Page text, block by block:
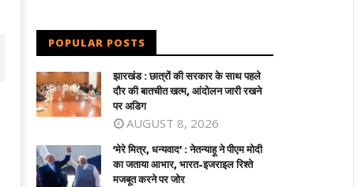
POPULAR POSTS
झारखंड : छात्रों की सरकार के साथ पहले
दौर की बातचीत खत्म, आंदोलन जारी रखने
पर अडिग
AUGUST 8, 2026
‘मेरे मित्र, धन्यवाद’ : नेतन्याहू ने पीएम मोदी
का जताया आभार, भारत-इजराइल रिश्ते
मजबूत करने पर जोर